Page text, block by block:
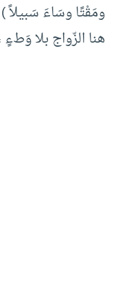
هنا الزّواج بلا